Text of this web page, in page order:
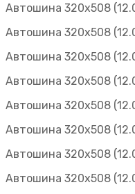
Автошина 320х508
Автошина 320х508
Автошина 320х508
Автошина 320х508
Автошина 320х508
Автошина 320х508
Автошина 320х508
Автошина 320х508